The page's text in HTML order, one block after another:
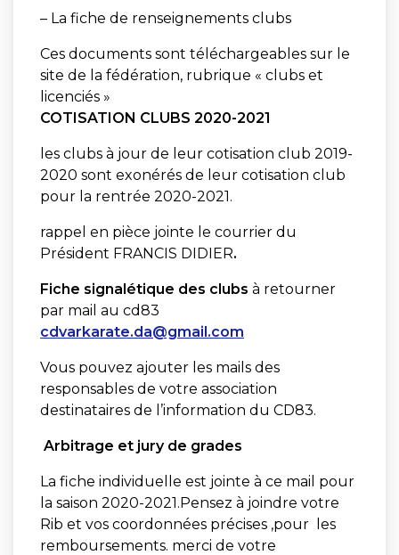
– La fiche de renseignements clubs
Ces documents sont téléchargeables sur le
site de la fédération, rubrique « clubs et
licenciés »
COTISATION CLUBS 2020-2021
les clubs à jour de leur cotisation club 2019-
2020 sont exonérés de leur cotisation club
pour la rentrée 2020-2021.
rappel en pièce jointe le courrier du
Président FRANCIS DIDIER.
Fiche signalétique des clubs à retourner
par mail au cd83
cdvarkarate.da@gmail.com
Vous pouvez ajouter les mails des
responsables de votre association
destinataires de l’information du CD83.
Arbitrage et jury de grades
La fiche individuelle est jointe à ce mail pour
la saison 2020-2021.Pensez à joindre votre
Rib et vos coordonnées précises ,pour les
remboursements. merci de votre